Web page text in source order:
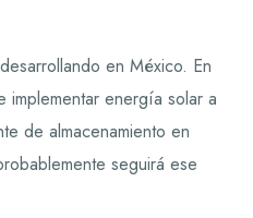
en México. En
implementar energía solar a
de almacenamiento en
seguirá ese